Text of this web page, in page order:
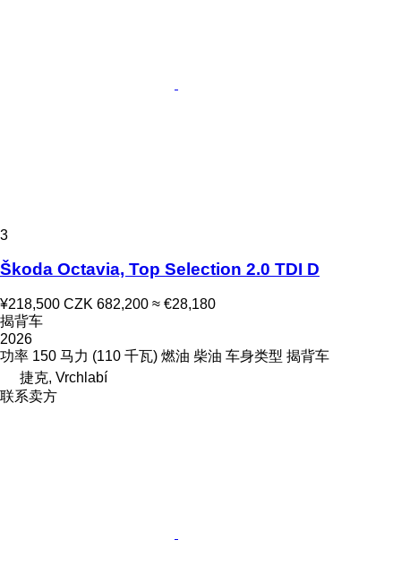
3
Škoda Octavia, Top Selection 2.0 TDI D
¥218,500 CZK 682,200 ≈ €28,180
揭背车
2026
功率 150 马力 (110 千瓦) 燃油 柴油 车身类型 揭背车
捷克, Vrchlabí
联系卖方